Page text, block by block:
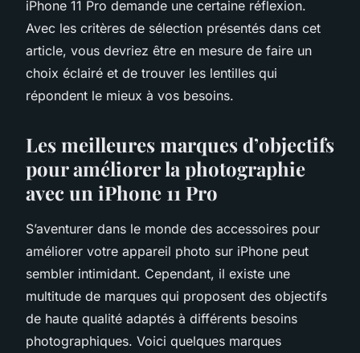
iPhone 11 Pro demande une certaine réflexion.
Avec les critères de sélection présentés dans cet
article, vous devriez être en mesure de faire un
choix éclairé et de trouver les lentilles qui
répondent le mieux à vos besoins.
Les meilleures marques d’objectifs
pour améliorer la photographie
avec un iPhone 11 Pro
S’aventurer dans le monde des accessoires pour
améliorer votre appareil photo sur iPhone peut
sembler intimidant. Cependant, il existe une
multitude de marques qui proposent des objectifs
de haute qualité adaptés à différents besoins
photographiques. Voici quelques marques